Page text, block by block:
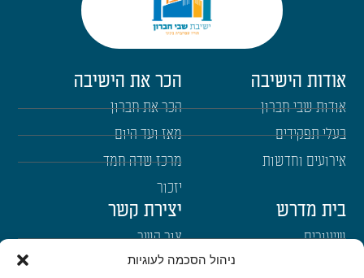
ניהול הסכמה לעוגיות
אודות הישיבה
אודות שבי חברון
בעלי תפקידים
אירועים וחדשות
הכר את הישיבה
הכר את חברון
מאז ועד היום
מרכז שדה חמד
יזכור
בית מדרש
שיעורים
יצירת קשר
צור קשר
הרשמה לשבו"ש